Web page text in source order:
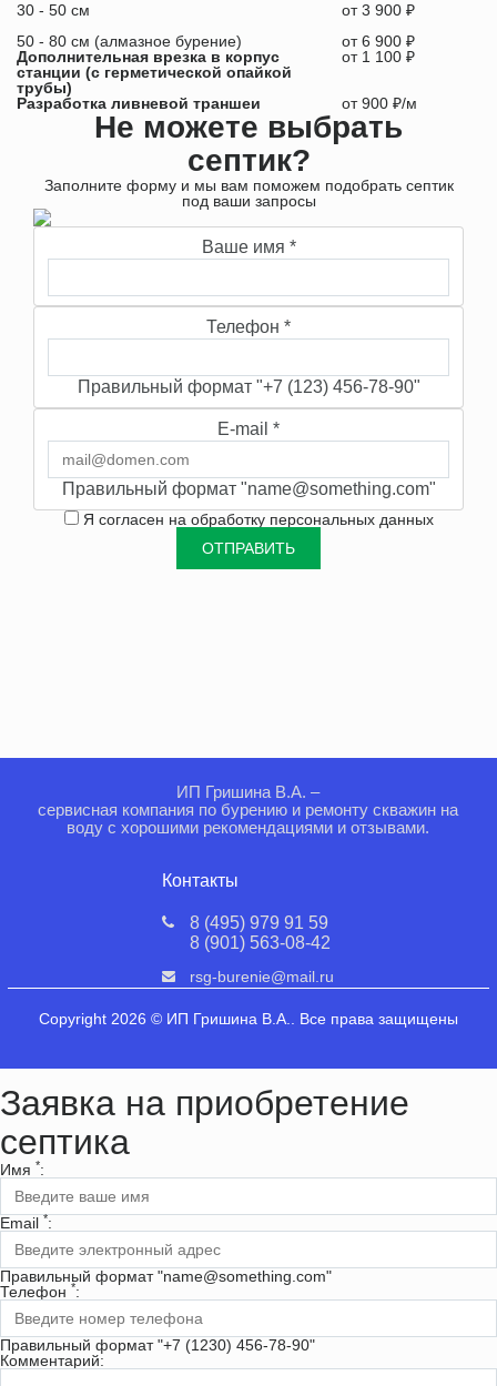
30 - 50 см
50 - 80 см (алмазное бурение)
от 3 900 ₽
от 6 900 ₽
Дополнительная врезка в корпус
станции (с герметической опайкой
трубы)
от 1 100 ₽
Разработка ливневой траншеи от 900 ₽/м
Не можете выбрать
септик?
Заполните форму и мы вам поможем подобрать септик
под ваши запросы
Ваше имя *
Телефон *
Правильный формат "+7 (123) 456-78-90"
E-mail *
Правильный формат "name@something.com"
Я согласен на обработку персональных данных
ИП Гришина В.А. –
сервисная компания по бурению и ремонту скважин на
воду с хорошими рекомендациями и отзывами.
Контакты
8 (495) 979 91 59
8 (901) 563-08-42
rsg-burenie@mail.ru
Copyright 2026 © ИП Гришина В.А.. Все права защищены
Заявка на приобретение
септика
Имя *:
Email *:
Правильный формат "name@something.com"
Телефон *:
Правильный формат "+7 (1230) 456-78-90"
Комментарий: